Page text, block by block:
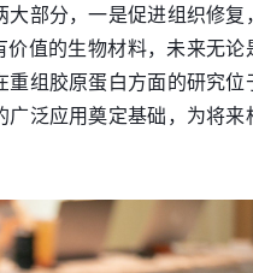
部分，一是促进组织修复
值的生物材料，未来无论
组胶原蛋白方面的研究位
泛应用奠定基础，为将来